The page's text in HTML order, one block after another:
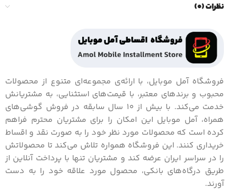
نظرات (0)
فروشگاه آمل موبایل، با ارائه‌ی مجموعه‌ای متنوع از محصولات
محبوب و برندهای معتبر، با قیمت‌های استثنایی، به مشتریانش
خدمت می‌کند. با بیش از 10 سال سابقه در فروش گوشی‌های
همراه، آمل موبایل این امکان را برای مشتریان محترم فراهم
کرده است که محصولات مورد نظر خود را به صورت نقد و اقساط
خریداری کنند. این فروشگاه همواره تلاش می‌کند تا محصولاتش
را در سراسر ایران عرضه کند و مشتریان تنها با پرداخت آنلاین از
طریق درگاه‌های بانکی، محصول مورد علاقه خود را به دست
آورند.